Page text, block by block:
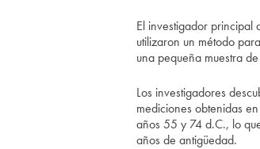
El investigador principal
utilizaron un método
una pequeña muestra
Los investigadores
mediciones obtenidas
años 55 y 74 d.C., lo
años de antigüedad.